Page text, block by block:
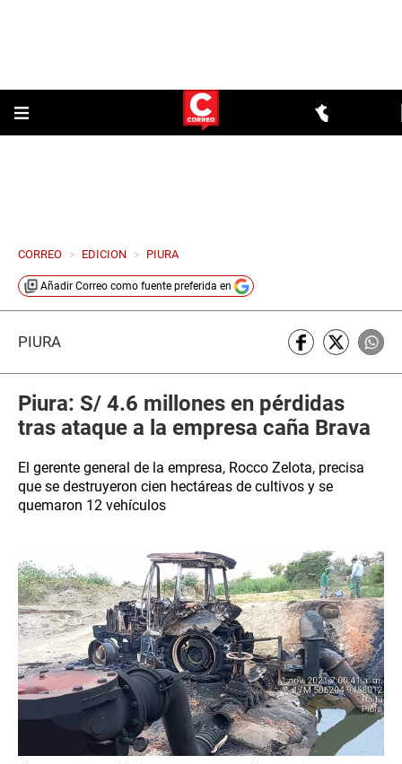
CORREO > EDICION > PIURA
Añadir Correo como fuente preferida en
PIURA
Piura: S/ 4.6 millones en pérdidas
tras ataque a la empresa caña Brava
El gerente general de la empresa, Rocco Zelota, precisa
que se destruyeron cien hectáreas de cultivos y se
quemaron 12 vehículos